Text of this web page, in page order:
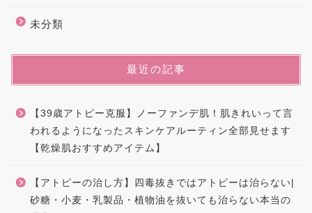
未分類
最近の記事
【39歳アトピー克服】ノーファンデ肌！肌きれいって言
われるようになったスキンケアルーティン全部見せます
【乾燥肌おすすめアイテム】
【アトピーの治し方】四毒抜きではアトピーは治らない|
砂糖・小麦・乳製品・植物油を抜いても治らない本当の